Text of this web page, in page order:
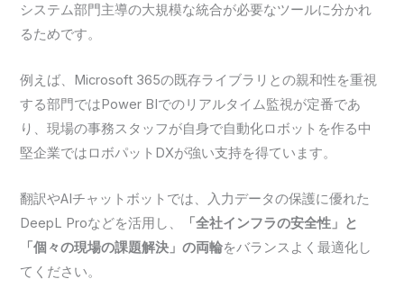
システム部門主導の大規模な統合が必要なツールに分かれ
るためです。
例えば、Microsoft 365の既存ライブラリとの親和性を重視
する部門ではPower BIでのリアルタイム監視が定番であ
り、現場の事務スタッフが自身で自動化ロボットを作る中
堅企業ではロボパットDXが強い支持を得ています。
翻訳やAIチャットボットでは、入力データの保護に優れた
DeepL Proなどを活用し、
「全社インフラの安全性」と
「個々の現場の課題解決」の両輪をバランスよく最適化し
てください。